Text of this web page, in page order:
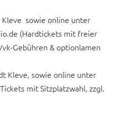
Kleve sowie online unter
(Hardtickets mit freier
Gebühren & optionlamen
Kleve, sowie online unter
mit Sitzplatzwahl, zzgl.